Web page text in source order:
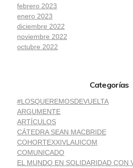
febrero 2023
enero 2023
diciembre 2022
noviembre 2022
octubre 2022
Categorías
#LOSQUEREMOSDEVUELTA
ARGUMENTE
ARTÍCULOS
CÁTEDRA SEAN MACBRIDE
COHORTEXXIVLAUICOM
COMUNICADO
EL MUNDO EN SOLIDARIDAD CON